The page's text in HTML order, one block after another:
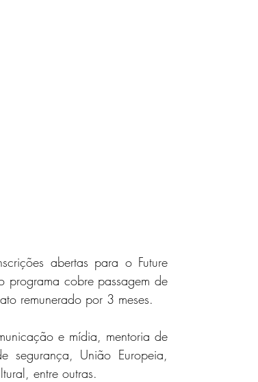
abertas para o Future
programa cobre passagem de
remunerado por 3 meses.
e mídia, mentoria de
segurança, União Europeia,
entre outras.